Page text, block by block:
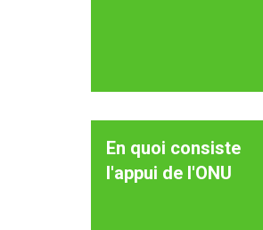
En quoi consiste
l'appui de l'ONU